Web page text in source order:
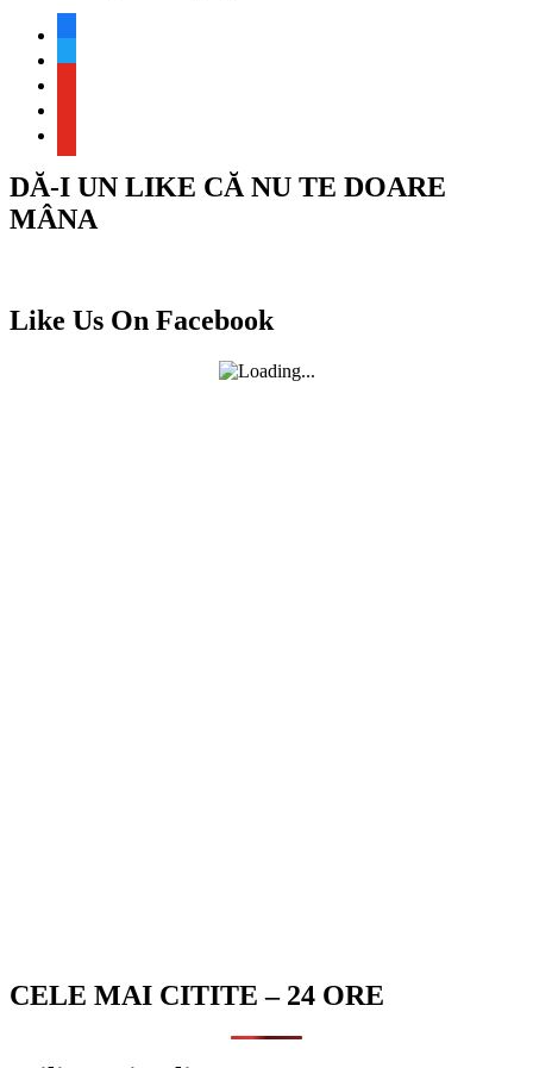
DĂ-I UN LIKE CĂ NU TE DOARE
MÂNA
Like Us On Facebook
CELE MAI CITITE – 24 ORE